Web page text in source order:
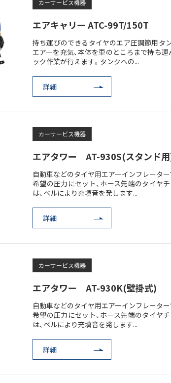
カーサービス機器
エアキャリー ATC-99T/150T
持ち運びのできるタイヤのエア圧調節用タ
エアーを充気、本体を車のところまで持ち
ック作業が行えます。タンクへの...
詳細
カーサービス機器
エアタワー AT-930S(スタンド
自動車などのタイヤ用エアーインフレータ
希望の圧力にセット、ホース先端のタイヤ
は、ベルにより充填音を発します...
詳細
カーサービス機器
エアタワー AT-930K(壁掛式)
自動車などのタイヤ用エアーインフレータ
希望の圧力にセット、ホース先端のタイヤ
は、ベルにより充填音を発します...
詳細